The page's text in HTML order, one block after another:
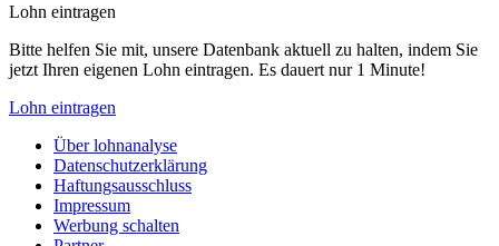
Lohn eintragen
Bitte helfen Sie mit, unsere Datenbank aktuell zu halten, indem Sie
jetzt Ihren eigenen Lohn eintragen. Es dauert nur 1 Minute!
Lohn eintragen
Über lohnanalyse
Datenschutzerklärung
Haftungsausschluss
Impressum
Werbung schalten